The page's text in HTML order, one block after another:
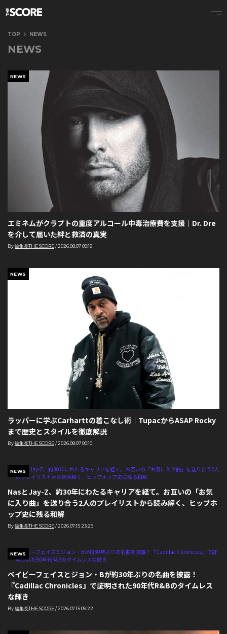
TOP NEWS
NEWS
NEWS
エミネムがクラプトの重度アルコール中毒治療費を支援｜Dr. Dre
を介して届いた絆と救済の真実
By編集長THE SCORE/2026.08.07 09:18
NEWS
ラッパーに学ぶCarharttの着こなし術｜TupacからASAP Rocky
まで歴史とスタイルを徹底解説
By編集長THE SCORE/2026.08.07 00:10
NEWS
NasとJay-Z、約30年にわたるキャリアを経て。お互いの「お気
に入り曲」を送り合う2人のプレイリストから読み解く、ヒップホ
ップ史に残る和解
By編集長THE SCORE/2026.07.15 23:29
NEWS
ベイビーフェイスとジョン・Bが約30年ぶりの名曲を披露！
『Cadillac Chronicles』で証明された90年代R&Bのタイムレス
な輝き
By編集長THE SCORE/2026.07.15 09:22